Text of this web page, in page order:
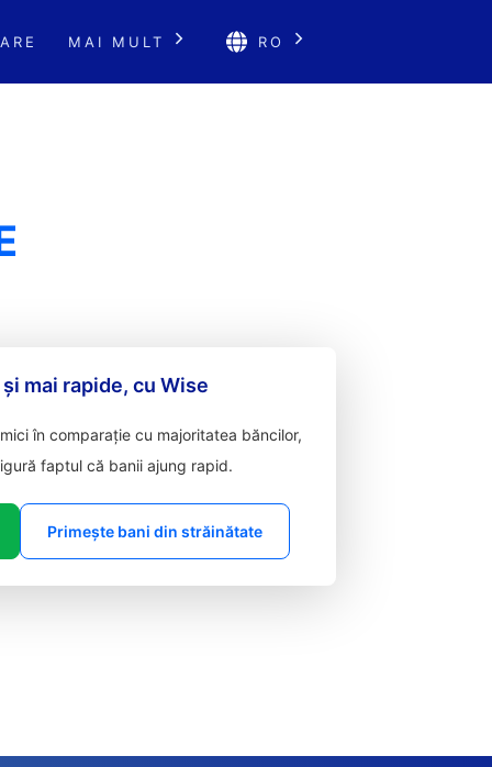
MAI MULT RO
mai rapide, cu Wise
în comparație cu majoritatea băncilor,
faptul că banii ajung rapid.
Primește bani din străinătate